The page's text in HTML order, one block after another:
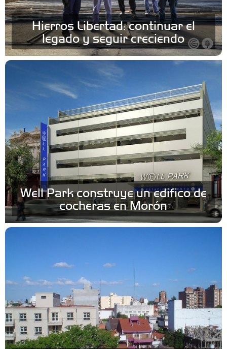
Hierros Libertad: continuar el
legado y seguir creciendo
Well Park construye un edifico de
cocheras en Morón